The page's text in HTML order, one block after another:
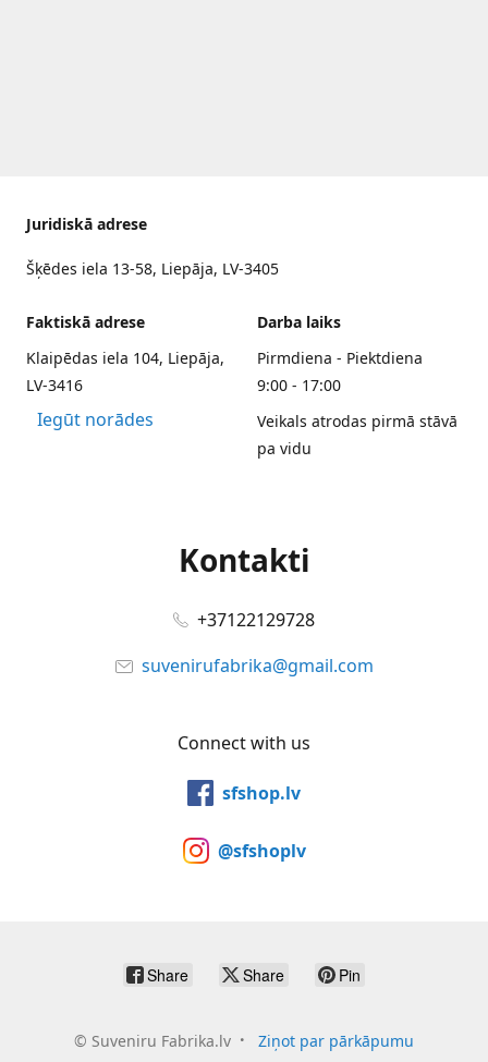
Juridiskā adrese
Šķēdes iela 13-58, Liepāja, LV-3405
Faktiskā adrese
Klaipēdas iela 104, Liepāja,
LV-3416
Iegūt norādes
Darba laiks
Pirmdiena - Piektdiena
9:00 - 17:00
Veikals atrodas pirmā stāvā
pa vidu
Kontakti
+37122129728
suvenirufabrika@gmail.com
Connect with us
sfshop.lv
@sfshoplv
Share Share Pin
© Suveniru Fabrika.lv Ziņot par pārkāpumu